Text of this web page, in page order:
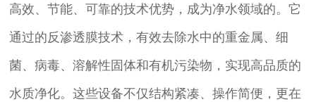
高效、节能、可靠的技术优势，成为净水领域的。它
通过的反渗透膜技术，有效去除水中的重金属、细
菌、病毒、溶解性固体和有机污染物，实现高品质的
水质净化。这些设备不仅结构紧凑、操作简便，更在